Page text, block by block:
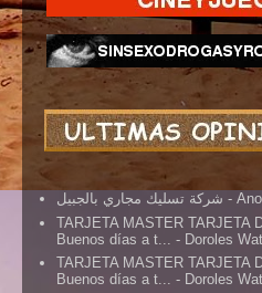
شركة تسليك مجاري بالجبيل -
TARJETA MASTER TARJETA
Buenos días a t...
- Doroles
TARJETA MASTER TARJETA
Buenos días a t... - Doroles